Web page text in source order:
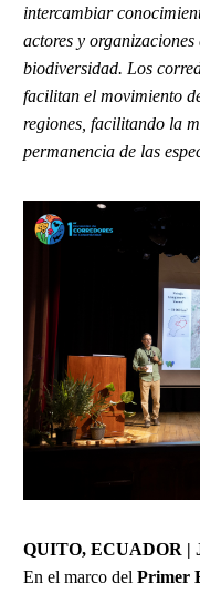
intercambiar
actores y
biodiversidad. Los
facilitan el movimiento
regiones, facilitando la
permanencia de las
QUITO, ECUADOR |
En el marco del Primer